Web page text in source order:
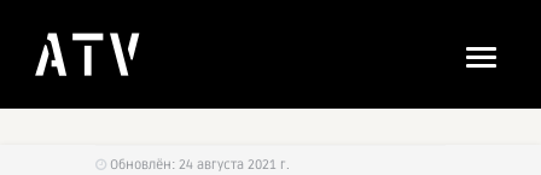
Обновлён: 24 августа 2021 г.